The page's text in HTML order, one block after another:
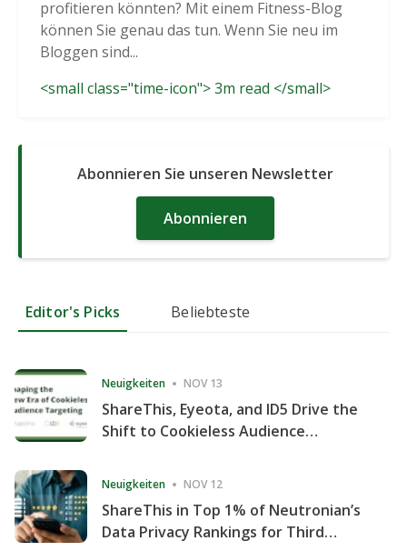
profitieren könnten? Mit einem Fitness-Blog
können Sie genau das tun. Wenn Sie neu im
Bloggen sind...
<small class="time-icon"> 3m read </small>
Abonnieren Sie unseren Newsletter
Abonnieren
Editor's Picks Beliebteste
Neuigkeiten NOV 13
ShareThis, Eyeota, and ID5 Drive the
Shift to Cookieless Audience
Neuigkeiten NOV 12
ShareThis in Top 1% of Neutronian’s
Data Privacy Rankings for Third